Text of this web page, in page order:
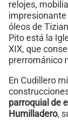
relojes,
óleos de
Pito está la
XIX, que
prerrománico
En Cudillero
parroquial de
Humilladero,